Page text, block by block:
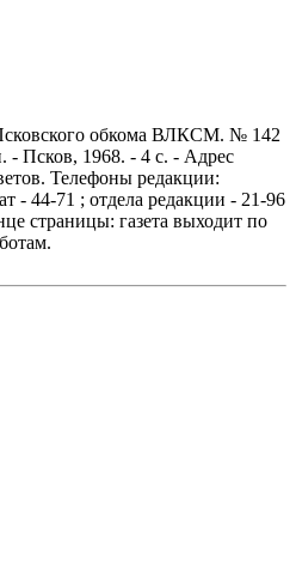
обкома ВЛКСМ. № 142
- Псков, 1968. - 4 с. - Адрес
Телефоны редакции:
- 44-71 ; отдела редакции - 21-96
страницы: газета выходит по